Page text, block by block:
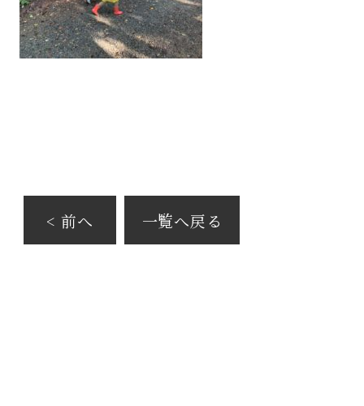
< 前へ 一覧へ戻る